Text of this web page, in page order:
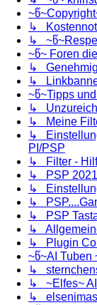
↳
↳
~წ~ Foren
↳
↳
~წ~Tipps
↳
↳ Meine
↳
PI/PSP
↳ Filter -
↳ PSP
↳
↳
↳ PSP
↳
↳ Plugin
~წ~AI Tuben
↳
↳ ~Elfes~
↳